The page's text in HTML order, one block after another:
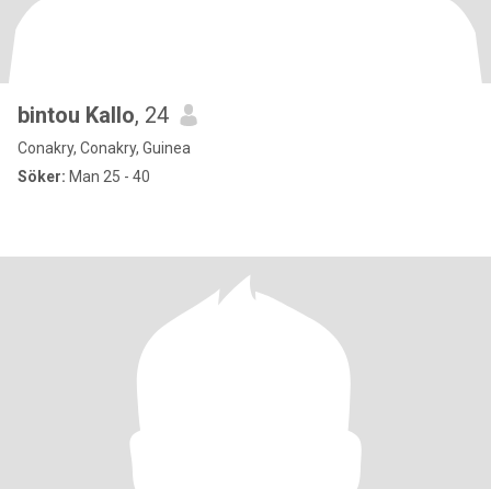
bintou Kallo, 24
Conakry, Conakry, Guinea
Söker: Man 25 - 40